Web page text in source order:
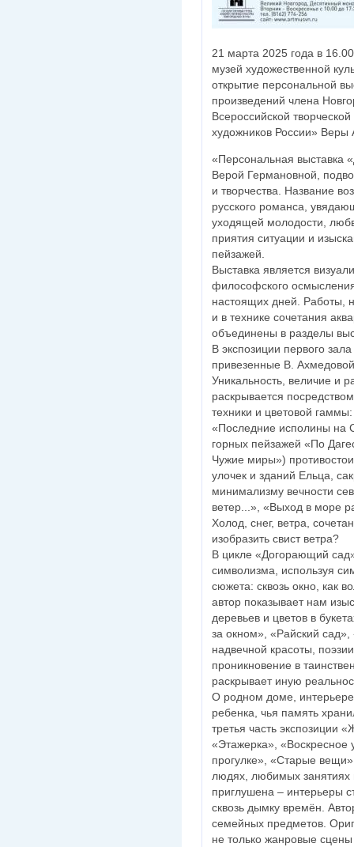
21 марта 2025 года в
музей художественной
открытие персональной
произведений члена
Всероссийской
художников России» Веры
«Персональная выставка
Верой Германовной,
и творчества. Название
русского романса,
уходящей молодости,
приятия ситуации и
пейзажей.
Выставка является
философского
настоящих дней. Работы,
и в технике сочетания
объединены в разделы
В экспозиции первого
привезенные В.
Уникальность, величие и
раскрывается
техники и цветовой
«Последние исполины на
горных пейзажей «По
Чужие миры»)
улочек и зданий Ельца,
минимализму вечности
ветер...», «Выход в море
Холод, снег, ветра,
изобразить свист ветра?
В цикле «Догорающий
символизма, используя
сюжета: сквозь окно, как
автор показывает нам
деревьев и цветов в
за окном», «Райский
надвечной красоты,
проникновение в
раскрывает иную
О родном доме,
ребенка, чья память
третья часть экспозиции
«Этажерка», «Воскресное
прогулке», «Старые
людях, любимых
приглушена – интерьеры
сквозь дымку времён.
семейных предметов.
не только жанровые